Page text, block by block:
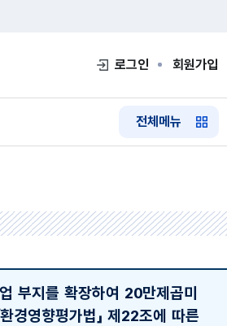
로그인 회원가입
전체메뉴
부지를 확장하여 20만제곱미
경영향평가법」 제22조에 따른